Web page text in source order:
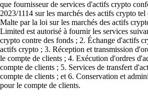
que fournisseur de services d'actifs crypto
2023/1114 sur les marchés des actifs crypto
Malte par la loi sur les marchés des actifs
Limited est autorisé à fournir les services
crypto contre des fonds ; 2. Échange d'actifs
actifs crypto ; 3. Réception et transmission
le compte de clients ; 4. Exécution d'ordres
compte de clients ; 5. Services de transfert
compte de clients ; et 6. Conservation et
pour le compte de clients.